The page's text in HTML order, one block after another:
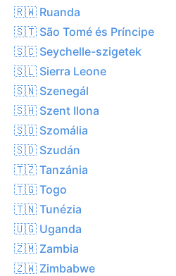
🇷🇼 Ruanda
🇸🇹 São Tomé és Príncipe
🇸🇨 Seychelle-szigetek
🇸🇱 Sierra Leone
🇸🇳 Szenegál
🇸🇭 Szent Ilona
🇸🇴 Szomália
🇸🇩 Szudán
🇹🇿 Tanzánia
🇹🇬 Togo
🇹🇳 Tunézia
🇺🇬 Uganda
🇿🇲 Zambia
🇿🇼 Zimbabwe